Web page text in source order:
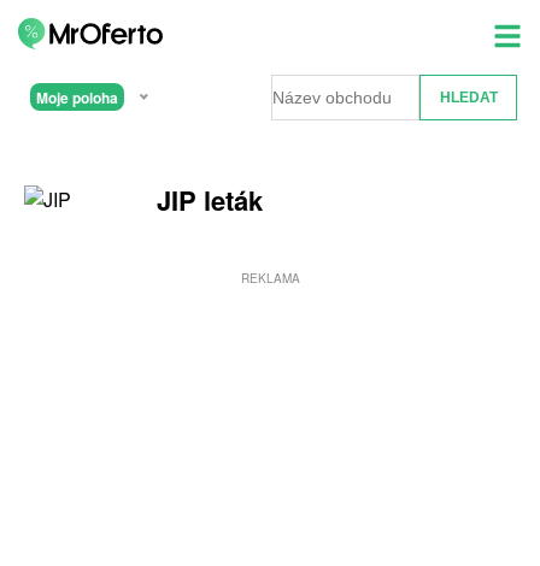
Moje poloha
JIP leták
REKLAMA